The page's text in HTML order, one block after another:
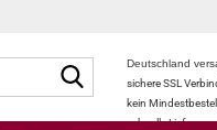
Suche...Deutschland
sichere SSL
kein
schnelle Lieferung